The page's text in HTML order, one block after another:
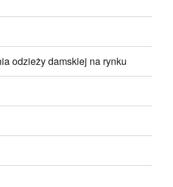
odzieży damskiej na rynku